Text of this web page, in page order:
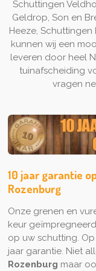
Schuttingen
Geldrop, Son en
Heeze, Schuttingen
kunnen wij een
leveren door heel
tuinafscheiding
vragen
10 jaar garantie
Rozenburg
Onze grenen en
keur
op uw schutting.
jaar garantie. Niet
Rozenburg maar